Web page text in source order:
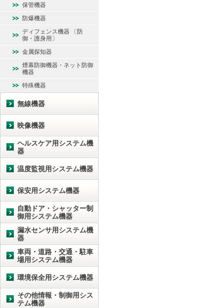
保管機器
防爆機器
ディフェンス機器 〔防
御・護身用〕
金属探知器
煙幕防御機器・ネット防御
機器
特殊機器
無線機器
映像機器
ヘルスケア用システム機
器
温度監視用システム機器
保安用システム機器
自動ドア・シャッター制
御用システム機器
漏水センサ用システム機
器
車両・道路・交通・駐車
場用システム機器
環境保全用システム機器
その他情報・制御用シス
テム機器